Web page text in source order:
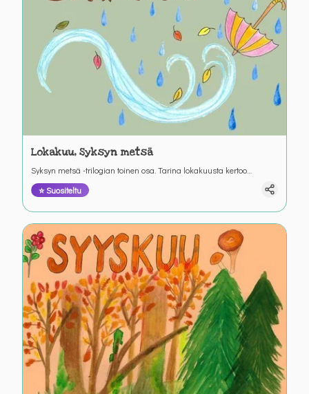
Lokakuu, Syksyn metsä
Syksyn metsä -trilogian toinen osa. Tarina lokakuusta kertoo
syksyisestä metsäretkestä ja retkeen valmistautumisesta. Värinautit.
⭐ Suositeltu